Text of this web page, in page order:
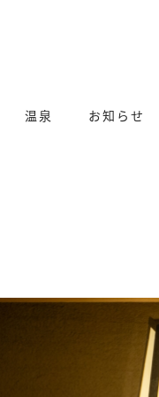
温泉 お知らせ